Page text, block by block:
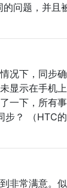
问题，并且
况下，同步
显示在手机
一下，所有
？ （HTC的
非常满意。